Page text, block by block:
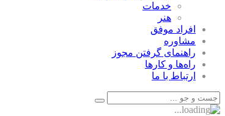
خدمات
هنر
افراد موفق
مشاوره
راهنمای گرفتن مجوز
راه‌ها و كارها
ارتباط با ما